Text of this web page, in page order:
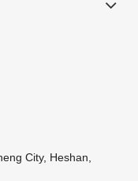
City, Heshan,